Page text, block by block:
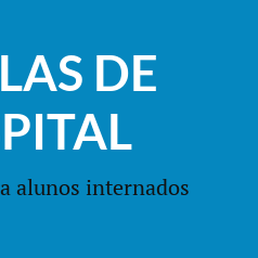
DE
alunos internados